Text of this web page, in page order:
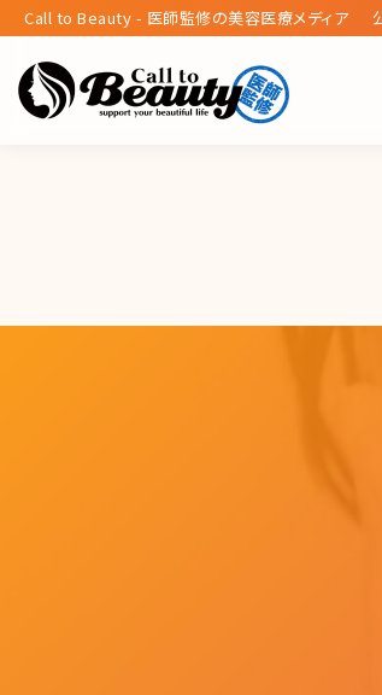
Call to Beauty - 医師監修の美容医療メディア